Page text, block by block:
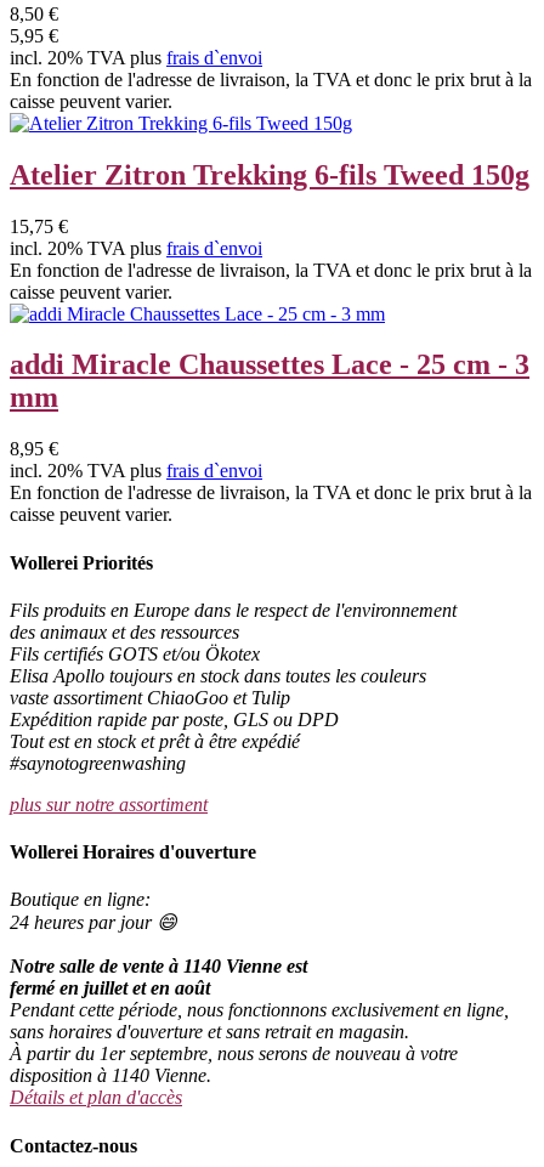
8,50 €
5,95 €
incl. 20% TVA plus frais d`envoi
En fonction de l'adresse de livraison, la TVA et donc le prix brut à la
caisse peuvent varier.
Atelier Zitron Trekking 6-fils Tweed 150g
15,75 €
incl. 20% TVA plus frais d`envoi
En fonction de l'adresse de livraison, la TVA et donc le prix brut à la
caisse peuvent varier.
addi Miracle Chaussettes Lace - 25 cm - 3
mm
8,95 €
incl. 20% TVA plus frais d`envoi
En fonction de l'adresse de livraison, la TVA et donc le prix brut à la
caisse peuvent varier.
Wollerei Priorités
Fils produits en Europe dans le respect de l'environnement
des animaux et des ressources
Fils certifiés GOTS et/ou Ökotex
Elisa Apollo toujours en stock dans toutes les couleurs
vaste assortiment ChiaoGoo et Tulip
Expédition rapide par poste, GLS ou DPD
Tout est en stock et prêt à être expédié
#saynotogreenwashing
plus sur notre assortiment
Wollerei Horaires d'ouverture
Boutique en ligne:
24 heures par jour 😄
Notre salle de vente à 1140 Vienne est
fermé en juillet et en août
Pendant cette période, nous fonctionnons exclusivement en ligne,
sans horaires d'ouverture et sans retrait en magasin.
À partir du 1er septembre, nous serons de nouveau à votre
disposition à 1140 Vienne.
Détails et plan d'accès
Contactez-nous